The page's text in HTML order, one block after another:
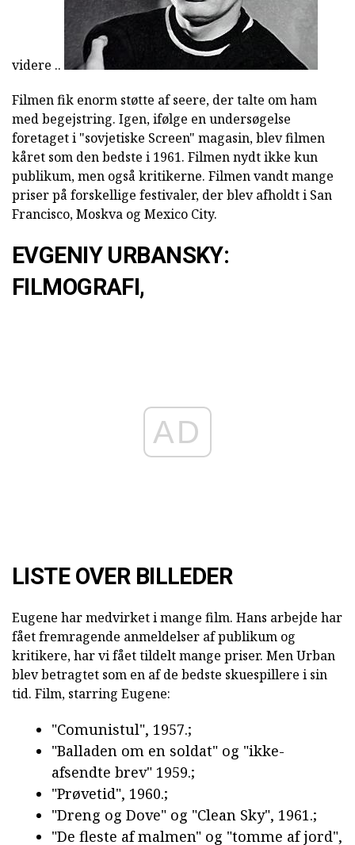
videre ..
Filmen fik enorm støtte af seere, der talte om ham
med begejstring. Igen, ifølge en undersøgelse
foretaget i "sovjetiske Screen" magasin, blev filmen
kåret som den bedste i 1961. Filmen nydt ikke kun
publikum, men også kritikerne. Filmen vandt mange
priser på forskellige festivaler, der blev afholdt i San
Francisco, Moskva og Mexico City.
EVGENIY URBANSKY:
FILMOGRAFI,
AD
LISTE OVER BILLEDER
Eugene har medvirket i mange film. Hans arbejde har
fået fremragende anmeldelser af publikum og
kritikere, har vi fået tildelt mange priser. Men Urban
blev betragtet som en af de bedste skuespillere i sin
tid. Film, starring Eugene:
"Comunistul", 1957.;
"Balladen om en soldat" og "ikke-
afsendte brev" 1959.;
"Prøvetid", 1960.;
"Dreng og Dove" og "Clean Sky", 1961.;
"De fleste af malmen" og "tomme af jord",